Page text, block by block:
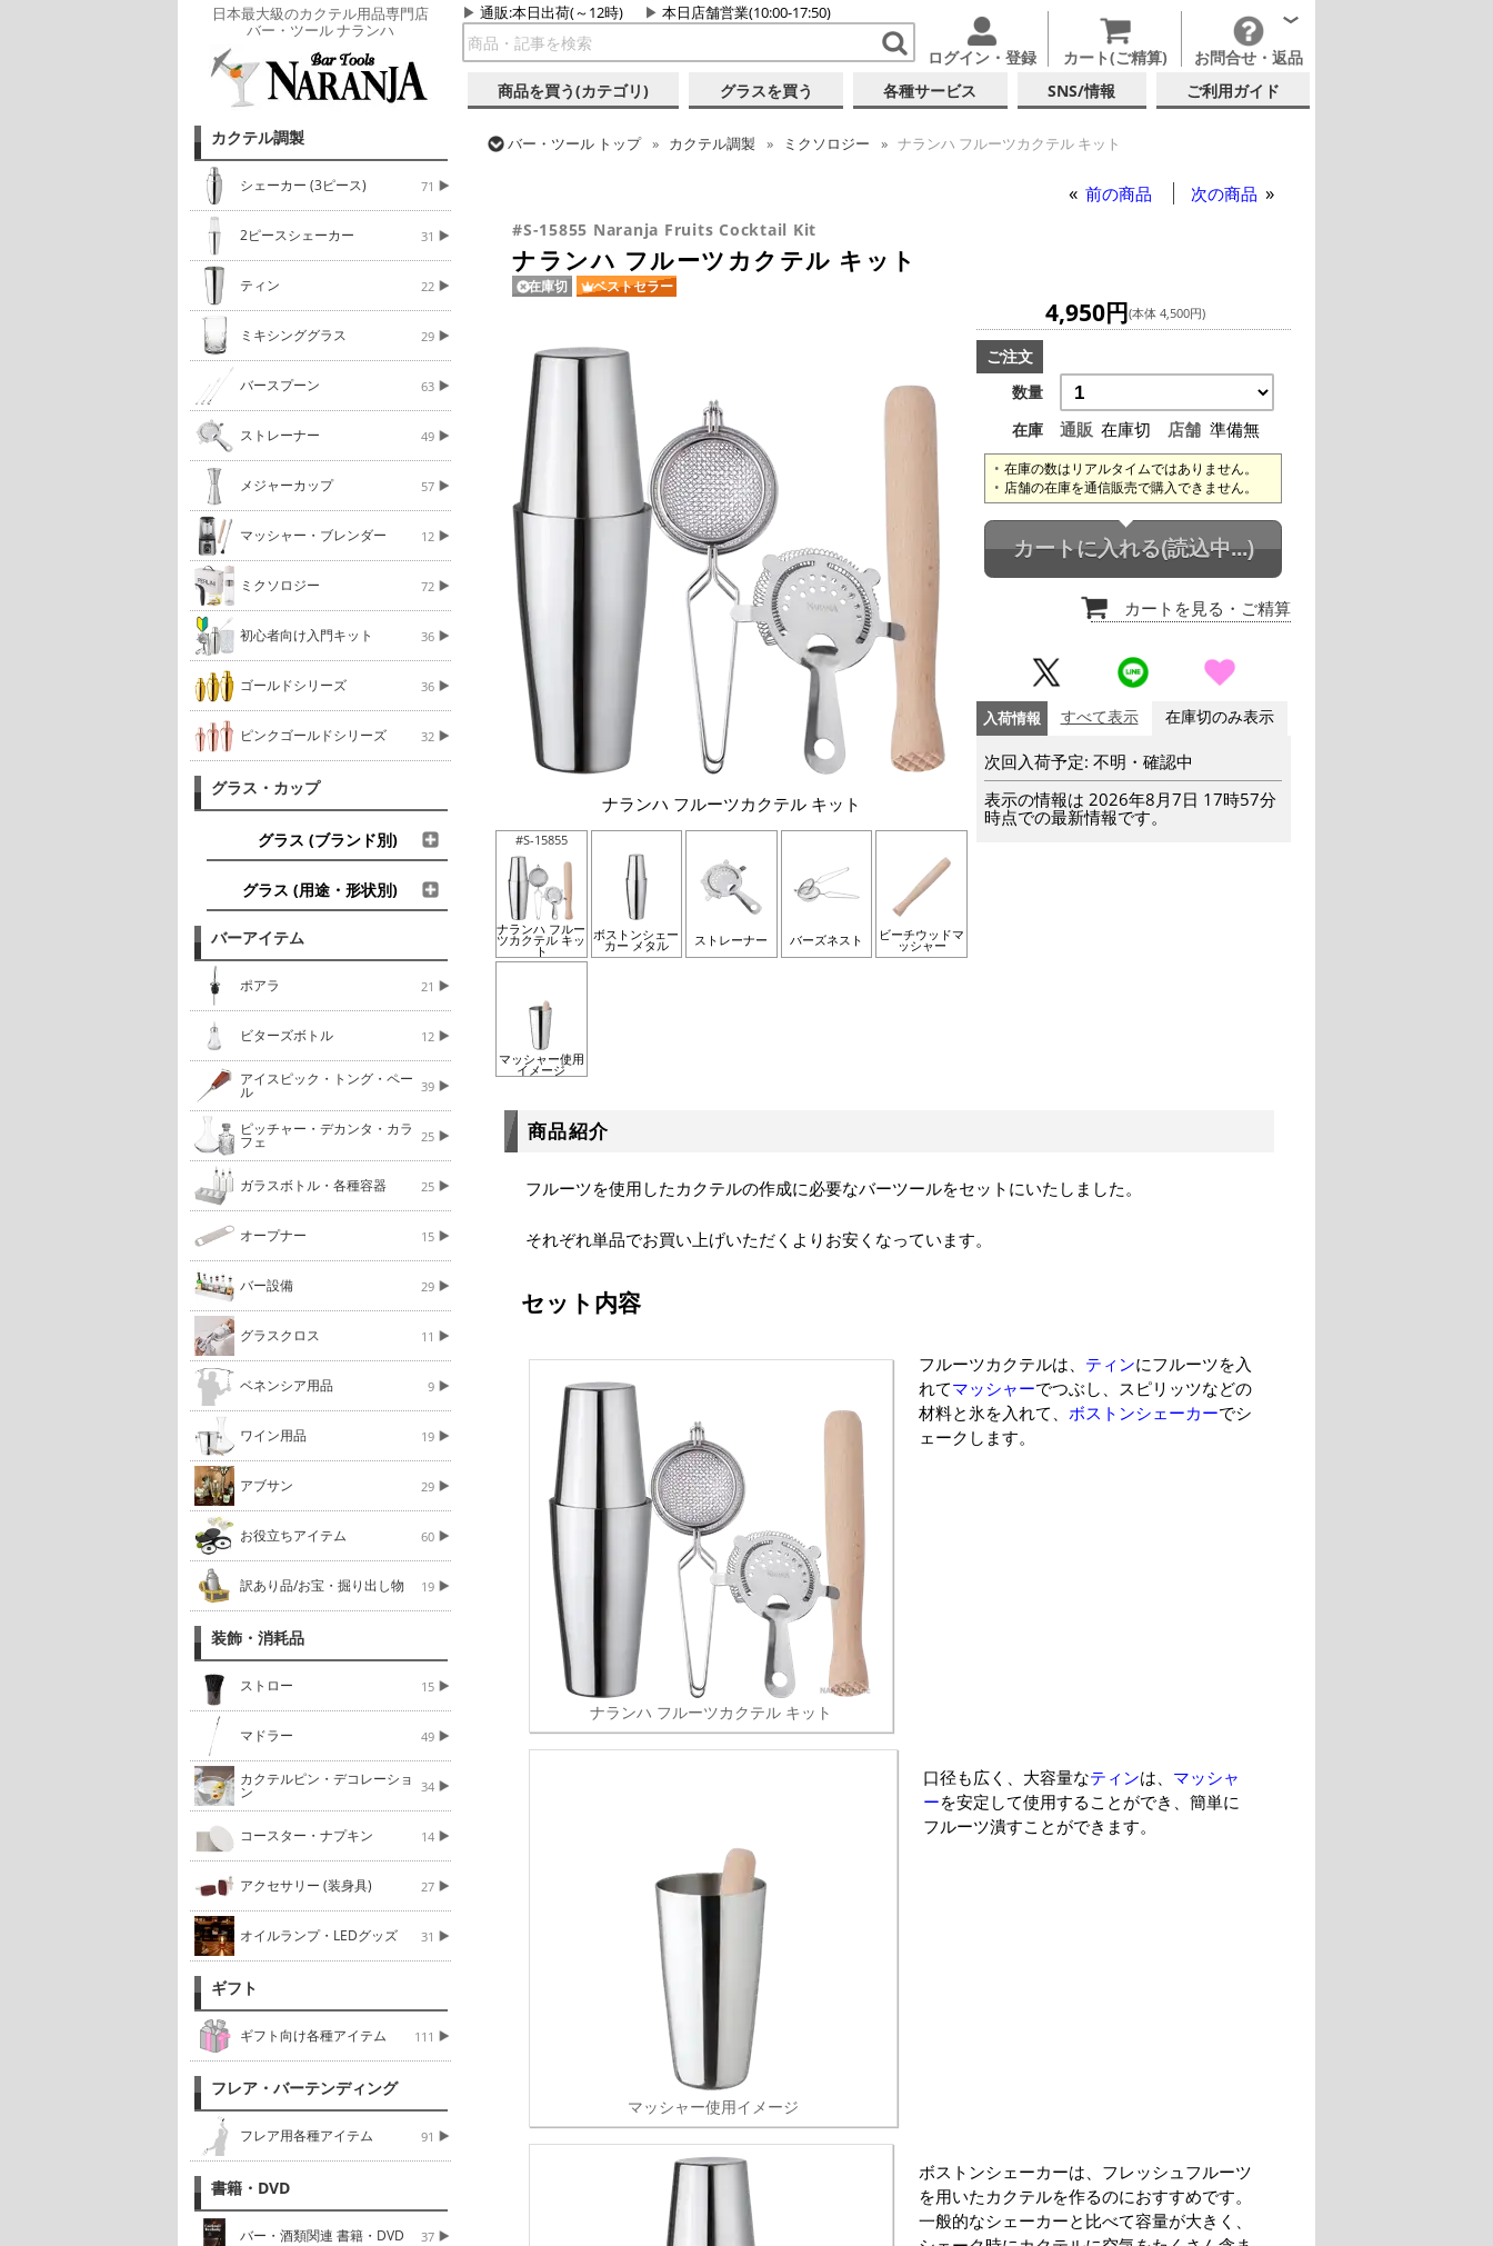
日本最大級のカクテル用品専門店
バー・ツール ナランハ
通販:本日出荷(～12時) 本日店舗営業(10:00-17:50)
ログイン・登録 カート(ご精算) お問合せ・返品
商品を買う(カテゴリ) グラスを買う 各種サービス SNS/情報 ご利用ガイド
カクテル調製
シェーカー (3ピース) 71
2ピースシェーカー 31
ティン 22
ミキシンググラス 29
バースプーン 63
ストレーナー 49
メジャーカップ 57
マッシャー・ブレンダー 12
ミクソロジー 72
初心者向け入門キット 36
ゴールドシリーズ 36
ピンクゴールドシリーズ 32
グラス・カップ
グラス (ブランド別)
グラス (用途・形状別)
バーアイテム
ポアラ 21
ビターズボトル 12
アイスピック・トング・ペー
ル 39
ピッチャー・デカンタ・カラ
フェ 25
ガラスボトル・各種容器 25
オープナー 15
バー設備 29
グラスクロス 11
ベネンシア用品 9
ワイン用品 19
アブサン 29
お役立ちアイテム 60
訳あり品/お宝・掘り出し物 19
装飾・消耗品
ストロー 15
マドラー 49
カクテルピン・デコレーショ
ン 34
コースター・ナプキン 14
アクセサリー (装身具) 27
オイルランプ・LEDグッズ 31
ギフト
ギフト向け各種アイテム 111
フレア・バーテンディング
フレア用各種アイテム 91
書籍・DVD
バー・酒類関連 書籍・DVD 37
バー・ツール トップ カクテル調製 ミクソロジー
ナランハ フルーツカクテル キット
前の商品 次の商品
#S-15855 Naranja Fruits Cocktail Kit
ナランハ フルーツカクテル キット
在庫切 ベストセラー
ナランハ フルーツカクテル キット
#S-15855
ナランハ フルー
ツカクテル キッ
ト
ボストンシェー
カー メタル ストレーナー バーズネスト ビーチウッドマ
ッシャー
マッシャー使用
イメージ
4,950円(本体 4,500円)
ご注文
数量
在庫
通販 在庫切 店舗 準備無
在庫の数はリアルタイムではありません。
店舗の在庫を通信販売で購入できません。
カートに入れる(読込中...)
カートを見る ・ご精算
入荷情報 すべて表示 在庫切のみ表示
次回入荷予定: 不明・確認中
表示の情報は 2026年8月7日 17時57分
時点での最新情報です。
商品紹介
フルーツを使用したカクテルの作成に必要なバーツールをセットにいたしました。
それぞれ単品でお買い上げいただくよりお安くなっています。
セット内容
ナランハ フルーツカクテル キット
フルーツカクテルは、 ティンにフルーツを入
れてマッシャーでつぶし、スピリッツなどの
材料と氷を入れて、 ボストンシェーカーでシ
ェークします。
マッシャー使用イメージ
口径も広く、大容量なティンは、 マッシャ
ーを安定して使用することができ、簡単に
フルーツ潰すことができます。
ボストンシェーカーは、フレッシュフルーツ
を用いたカクテルを作るのにおすすめです。
一般的なシェーカーと比べて容量が大きく、